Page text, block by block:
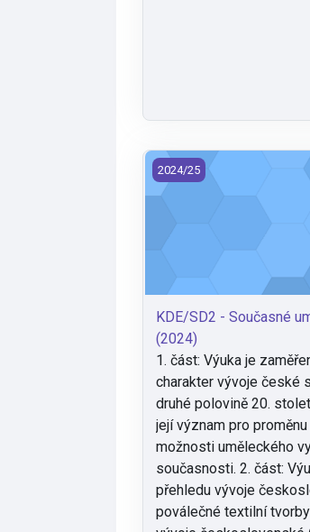
KDE/SD2 - Současné
2024/25
KDE/SD2 - Současné
(2024)
1. část: Výuka je
charakter vývoje české
druhé polovině 20.
její význam pro
možnosti uměleckého
současnosti. 2. část:
přehledu vývoje
poválečné textilní